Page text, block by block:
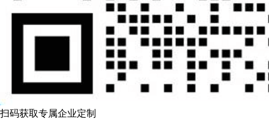
扫码获取专属企业定制